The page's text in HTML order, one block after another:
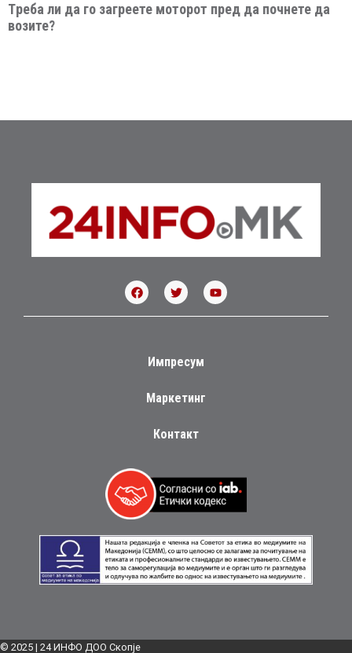
Tреба ли да го загреете моторот пред да почнете да
возите?
Импресум
Маркетинг
Контакт
© 2025 | 24 ИНФО ДОО Скопје